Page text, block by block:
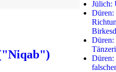
Jülich:
Düren:
Düren: